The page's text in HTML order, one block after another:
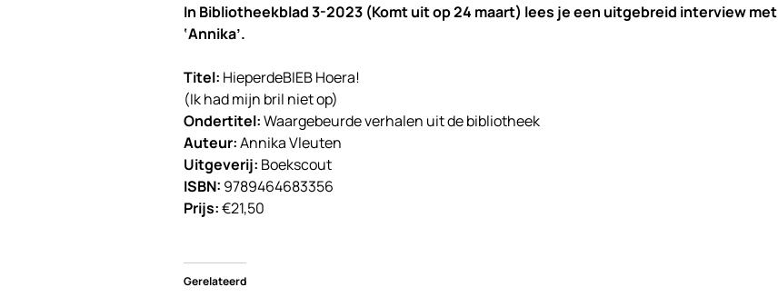
In Bibliotheekblad 3-2023 (Komt uit op 24 maart) lees je een uitgebreid interview met
‘Annika’.
Titel: HieperdeBIEB Hoera!
(Ik had mijn bril niet op)
Ondertitel:Waargebeurde verhalen uit de bibliotheek
Auteur:Annika Vleuten
Uitgeverij: Boekscout
ISBN: 9789464683356
Prijs:€21,50
Gerelateerd